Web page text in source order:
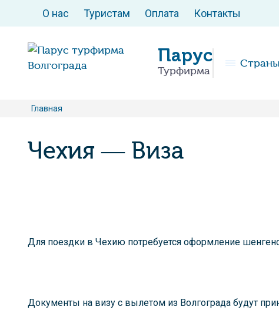
О нас Туристам Оплата Контакты
Парус
Турфирма
Главная
Чехия — Виза
Для поездки в Чехию потребуется оформление
Документы на визу с вылетом из Волгограда будут